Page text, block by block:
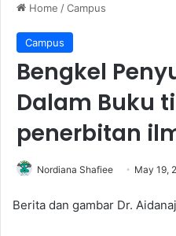
Home /Campus
Campus
Bengkel
Dalam Buku
penerbitan
Nordiana Shafiee May 19,
Berita dan gambar Dr.